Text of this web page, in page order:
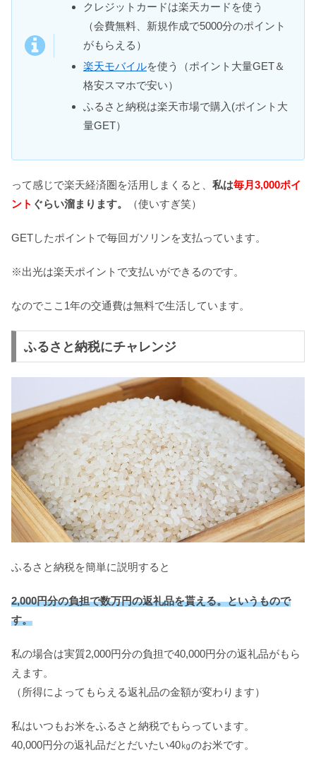
クレジットカードは楽天カードを使う
（会費無料、新規作成で5000分のポイント
がもらえる）
楽天モバイルを使う（ポイント大量GET＆
格安スマホで安い）
ふるさと納税は楽天市場で購入(ポイント大
量GET）
って感じで楽天経済圏を活用しまくると、 私は毎月3,000ポイ
ント ぐらい溜まります。 （使いすぎ笑）
GETしたポイントで毎回ガソリンを支払っています。
※出光は楽天ポイントで支払いができるのです。
なのでここ1年の交通費は無料で生活しています。
ふるさと納税にチャレンジ
ふるさと納税を簡単に説明すると
2,000円分の負担で数万円の返礼品を貰える。というもので
す。
私の場合は実質2,000円分の負担で40,000円分の返礼品がもら
えます。
（所得によってもらえる返礼品の金額が変わります）
私はいつもお米をふるさと納税でもらっています。
40,000円分の返礼品だとだいたい40㎏のお米です。